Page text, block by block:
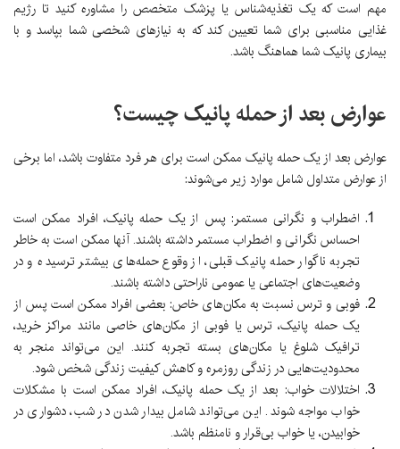
مهم است که یک تغذیه‌شناس یا پزشک متخصص را مشاوره کنید تا رژیم
غذایی مناسبی برای شما تعیین کند که به نیازهای شخصی شما بپاسد و با
بیماری پانیک شما هماهنگ باشد.
عوارض بعد از حمله پانیک چیست؟
عوارض بعد از یک حمله پانیک ممکن است برای هر فرد متفاوت باشد، اما برخی
از عوارض متداول شامل موارد زیر می‌شوند:
اضطراب و نگرانی مستمر: پس از یک حمله پانیک، افراد ممکن است
احساس نگرانی و اضطراب مستمر داشته باشند. آنها ممکن است به خاطر
تجربه ناگوار حمله پانیک قبلی، از وقوع حمله‌های بیشتر ترسیده و در
وضعیت‌های اجتماعی یا عمومی ناراحتی داشته باشند.
فوبی و ترس نسبت به مکان‌های خاص: بعضی افراد ممکن است پس از
یک حمله پانیک، ترس یا فوبی از مکان‌های خاصی مانند مراکز خرید،
ترافیک شلوغ یا مکان‌های بسته تجربه کنند. این می‌تواند منجر به
محدودیت‌هایی در زندگی روزمره و کاهش کیفیت زندگی شخص شود.
اختلالات خواب: بعد از یک حمله پانیک، افراد ممکن است با مشکلات
خواب مواجه شوند. این می‌تواند شامل بیدار شدن در شب، دشواری در
خوابیدن، یا خواب بی‌قرار و نامنظم باشد.